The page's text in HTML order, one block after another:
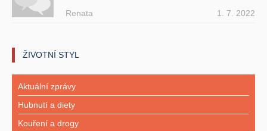
Renata 1. 7. 2022
ŽIVOTNÍ STYL
Aktuální zprávy
Hubnutí a diety
Kouření a drogy